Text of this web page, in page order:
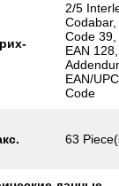
2/5
Codabar,
Code 39,
EAN
EAN/
Code
63